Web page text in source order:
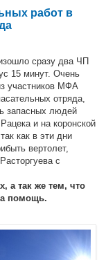
работ в
сразу два ЧП
15 минут. Очень
участников МФА
отряда,
запасных людей
и на коронской
как в эти дни
вертолет,
с
а так же тем, что
помощь.